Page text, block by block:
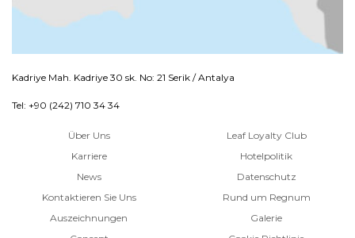
Kadriye Mah. Kadriye 30 sk. No: 21 Serik / Antalya
Tel: +90 (242) 710 34 34
Über Uns
Karriere
News
Kontaktieren Sie Uns
Auszeichnungen
Leaf Loyalty Club
Hotelpolitik
Datenschutz
Rund um Regnum
Galerie